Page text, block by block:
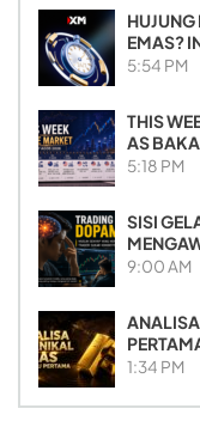
EMAS?
5:54 PM
THIS
AS
5:18 PM
SISI
9:00 AM
1:34 PM